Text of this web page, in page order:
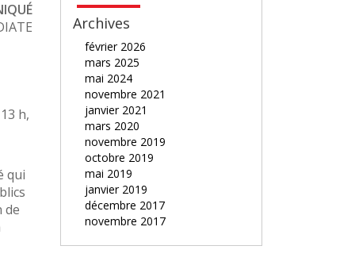
h,
qui
de
Archives
février 2026
mars 2025
mai 2024
novembre 2021
janvier 2021
mars 2020
novembre 2019
octobre 2019
mai 2019
janvier 2019
décembre 2017
novembre 2017